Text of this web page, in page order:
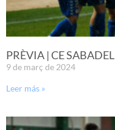
PRÈVIA | CE
9 de març de 2024
Leer más »